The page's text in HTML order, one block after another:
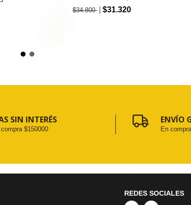
$34.800 $31.320
SIN INTERÉS
$150000
ENVÍO
En
REDES SOCIALES